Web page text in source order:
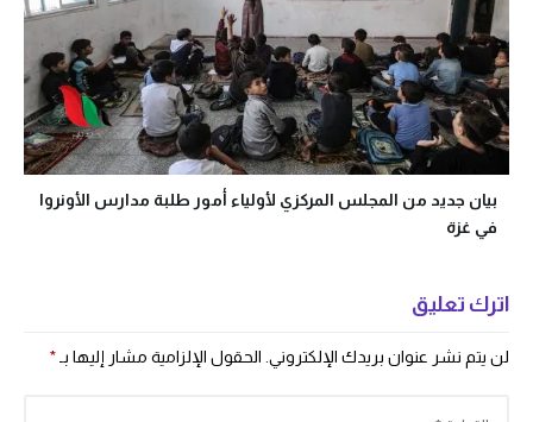
بيان جديد من المجلس المركزي لأولياء أمور طلبة مدارس الأونروا
في غزة
اترك تعليق
لن يتم نشر عنوان بريدك الإلكتروني. الحقول الإلزامية مشار إليها بـ*